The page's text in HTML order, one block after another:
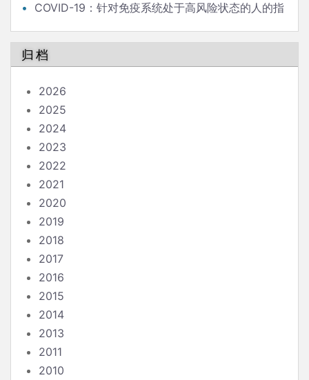
COVID-19：针对免疫系统处于高风险状态的人的指
归档
2026
2025
2024
2023
2022
2021
2020
2019
2018
2017
2016
2015
2014
2013
2011
2010